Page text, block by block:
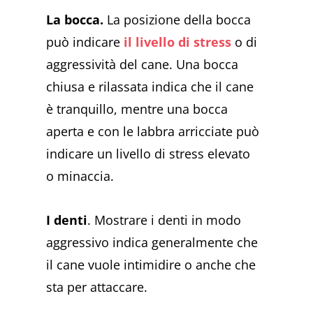
La bocca. La posizione della bocca
può indicare il livello di stress o di
aggressività del cane. Una bocca
chiusa e rilassata indica che il cane
è tranquillo, mentre una bocca
aperta e con le labbra arricciate può
indicare un livello di stress elevato
o minaccia.
I denti. Mostrare i denti in modo
aggressivo indica generalmente che
il cane vuole intimidire o anche che
sta per attaccare.